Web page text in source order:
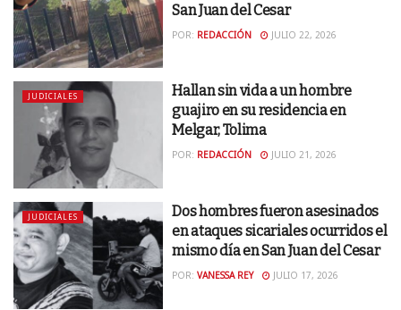
San Juan del Cesar
POR: REDACCIÓN JULIO 22, 2026
JUDICIALES
Hallan sin vida a un hombre
guajiro en su residencia en
Melgar, Tolima
POR: REDACCIÓN JULIO 21, 2026
JUDICIALES
Dos hombres fueron asesinados
en ataques sicariales ocurridos el
mismo día en San Juan del Cesar
POR: VANESSA REY JULIO 17, 2026